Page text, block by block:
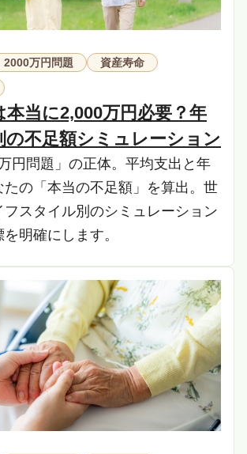
2000万円問題
資産寿命
本当に2,000万円必要？年
の不足額シミュレーション
円問題」の正体。平均支出と年
たの「本当の不足額」を算出。世
フスタイル別のシミュレーション
明確にします。